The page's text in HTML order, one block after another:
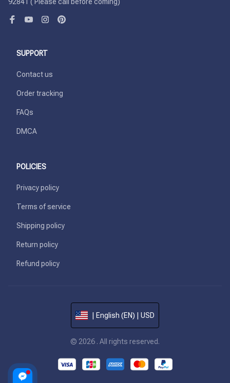
SUPPORT
Contact us
Order tracking
FAQs
DMCA
POLICIES
Privacy policy
Terms of service
Shipping policy
Return policy
Refund policy
| English (EN) | USD
© 2026 . All rights reserved.